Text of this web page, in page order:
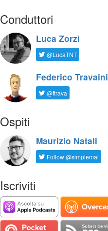
Conduttori
Luca Zorzi
@LucaTNT
Federico Travaini
@ftrava
Ospiti
Maurizio Natali
Follow @simplemal
Iscriviti